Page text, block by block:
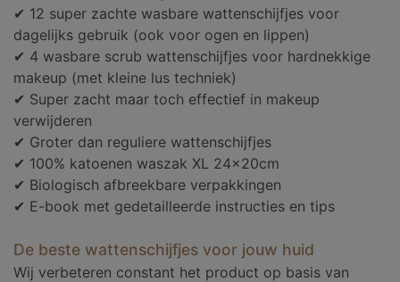
✔ 12 super zachte wasbare wattenschijfjes voor
dagelijks gebruik (ook voor ogen en lippen)
✔ 4 wasbare scrub wattenschijfjes voor hardnekkige
makeup (met kleine lus techniek)
✔ Super zacht maar toch effectief in makeup
verwijderen
✔ Groter dan reguliere wattenschijfjes
✔ 100% katoenen waszak XL 24x20cm
✔ Biologisch afbreekbare verpakkingen
✔ E-book met gedetailleerde instructies en tips
De beste wattenschijfjes voor jouw huid
Wij verbeteren constant het product op basis van